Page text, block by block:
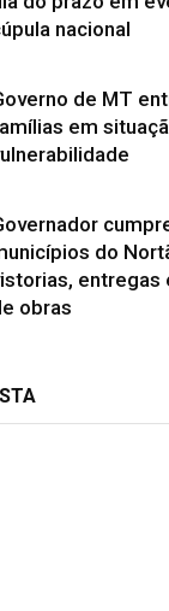
nacional
de MT
em
do
entregas
obras